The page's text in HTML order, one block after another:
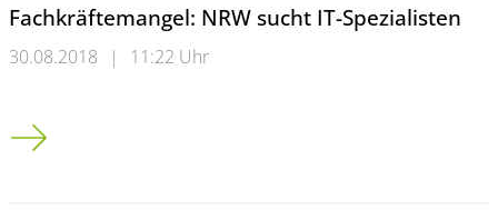
Fachkräftemangel: NRW sucht IT-Spezialisten
30.08.2018 | 11:22 Uhr
Fachkräftemangel: NRW sucht IT-Spezialisten